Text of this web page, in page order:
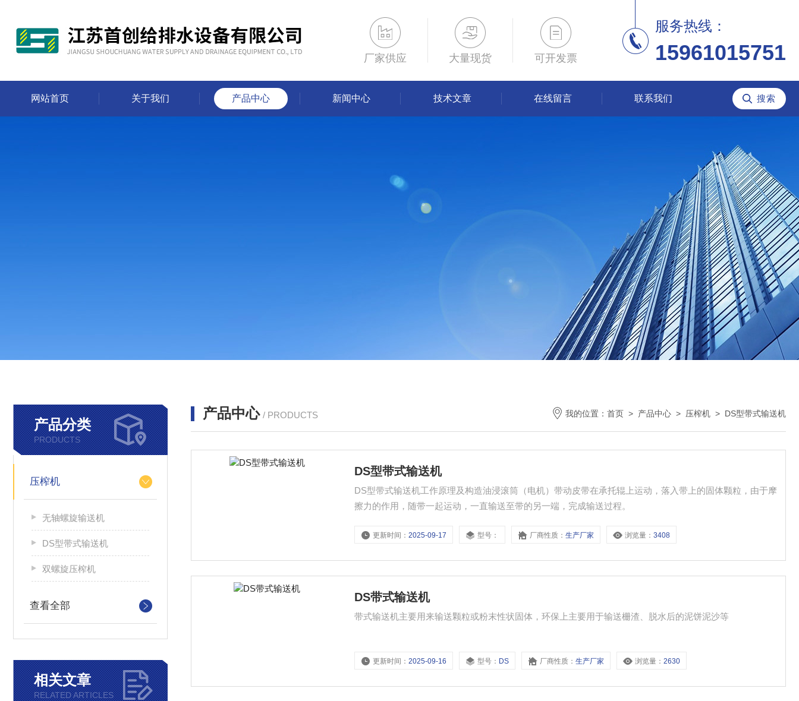
厂家供应 大量现货 可开发票
服务热线：
15961015751
网站首页 关于我们 产品中心 新闻中心 技术文章 在线留言 联系我们
产品分类
PRODUCTS
压榨机
无轴螺旋输送机
DS型带式输送机
双螺旋压榨机
查看全部
相关文章
RELATED ARTICLES
产品中心 / PRODUCTS 我的位置： 首页 > 产品中心 > 压榨机 > DS型带式输送机
DS型带式输送机
DS型带式输送机工作原理及构造油浸滚筒（电机）带动皮带在承托辊上运动，落入带上的固体颗粒，由于摩
擦力的作用，随带一起运动，一直输送至带的另一端，完成输送过程。
更新时间：2025-09-17 型号： 厂商性质：生产厂家 浏览量：3408
DS带式输送机
带式输送机主要用来输送颗粒或粉末性状固体，环保上主要用于输送栅渣、脱水后的泥饼泥沙等
更新时间：2025-09-16 型号： DS 厂商性质：生产厂家 浏览量：2630